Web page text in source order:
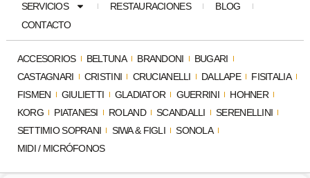
ACCESORIOS BELTUNA BRANDONI
BUGARI
CASTAGNARI
CRISTINI CRUCIANELLI DALLAPE
FISITALIA
FISMEN
GIULIETTI GLADIATOR GUERRINI
HOHNER
KORG
PIATANESI ROLAND SCANDALLI
SERENELLINI
SETTIMIO SOPRANI
SIWA & FIGLI
SONOLA
MIDI / MICRÓFONOS
SERVICIOS RESTAURACIONES
BLOG
CONTACTO